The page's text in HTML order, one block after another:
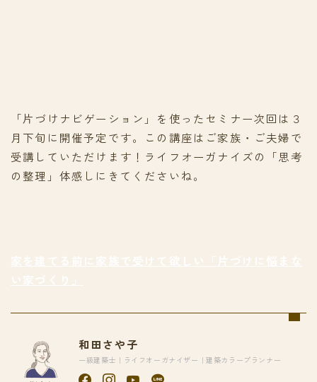
「片づけナビゲーション」を使ったセミナー次回は３
月下旬に開催予定です。この講座はご家族・ご夫婦で
受講していただけます！ライフオーガナイズの「思考
の整理」体感しにきてくださいね。
和田さや子
一級建築士｜ライフオーガナイザー｜建築カラープランナー